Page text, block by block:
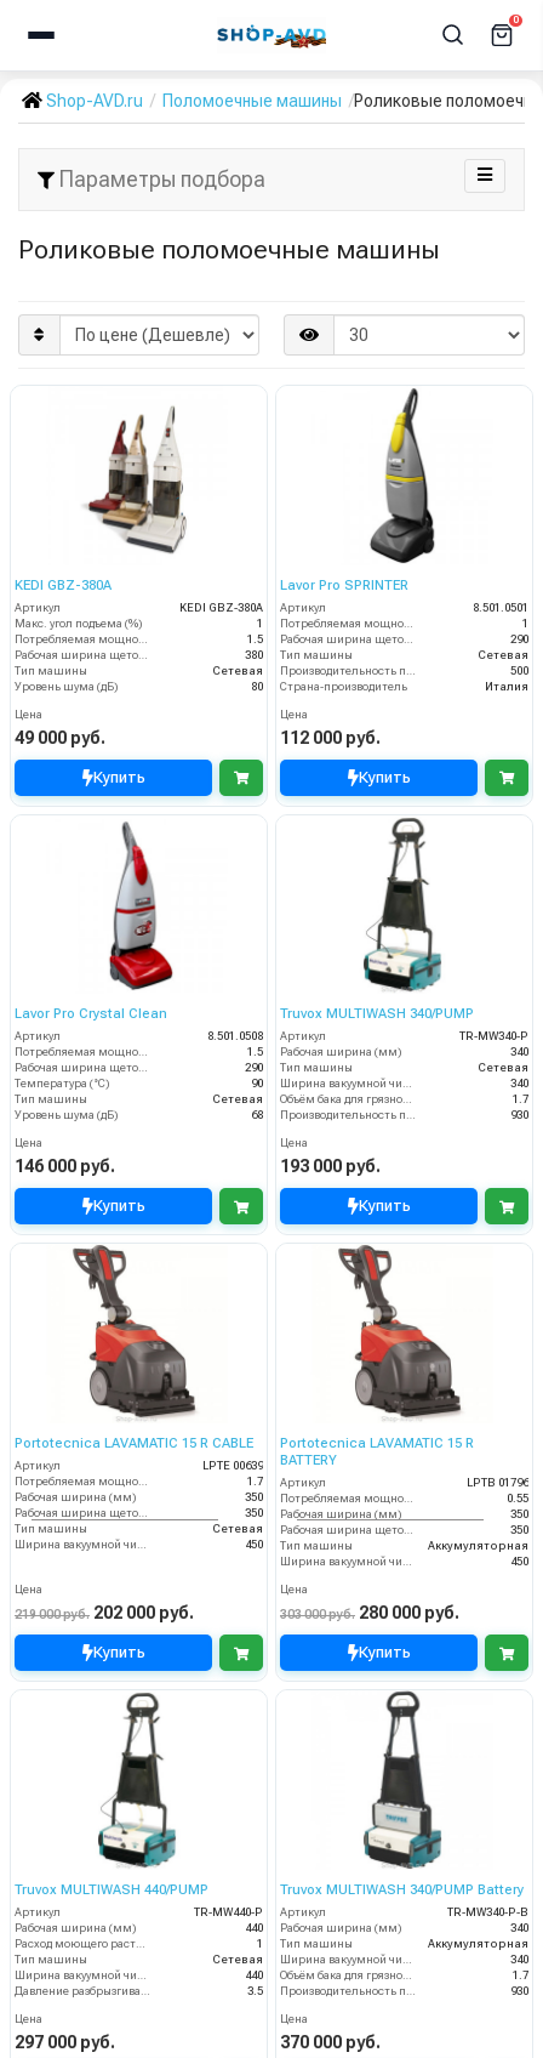
0
Shop-AVD.ru Поломоечные машины Роликовые
Параметры подбора
Роликовые поломоечные машины
KEDI GBZ-380A
Артикул
KEDI GBZ-380A
Макс. угол подъема (%)
1
1.5
380
Тип машины
Сетевая
Уровень шума (дБ)
80
Цена
49 000 руб.
Купить
Lavor Pro SPRINTER
Артикул
8.501.0501
1
290
Тип машины
Сетевая
500
Страна-производитель
Италия
Цена
112 000 руб.
Купить
Lavor Pro Crystal Clean
Артикул
8.501.0508
Потребляемая мощность (кВт)
1.5
Рабочая ширина щеток (мм)
290
Температура (°C)
90
Тип машины
Сетевая
Уровень шума (дБ)
68
Цена
146 000 руб.
Купить
Truvox MULTIWASH 340/PUMP
Артикул
TR-MW340-P
Рабочая ширина (мм)
340
Тип машины
Сетевая
Ширина вакуумной чистки (мм)
340
Объём бака для грязной воды (пыли) (л)
1.7
Производительность по площади (м2/ч)
930
Цена
193 000 руб.
Купить
Portotecnica LAVAMATIC 15 R CABLE
Артикул
LPTE 00639
Потребляемая мощность (кВт)
1.7
Рабочая ширина (мм)
350
Рабочая ширина щеток (мм)
350
Тип машины
Сетевая
Ширина вакуумной чистки (мм)
450
Цена
219 000 руб. 202 000 руб.
Купить
Portotecnica LAVAMATIC 15 R
BATTERY
Артикул
LPTB 01796
Потребляемая мощность (кВт)
0.55
Рабочая ширина (мм)
350
Рабочая ширина щеток (мм)
350
Тип машины
Аккумуляторная
Ширина вакуумной чистки (мм)
450
Цена
303 000 руб. 280 000 руб.
Купить
Truvox MULTIWASH 440/PUMP
Артикул
TR-MW440-P
Рабочая ширина (мм)
440
1
Тип машины
Сетевая
440
3.5
Цена
297 000 руб.
Truvox MULTIWASH 340/PUMP Battery
Артикул
TR-MW340-P-B
Рабочая ширина (мм)
340
Тип машины
Аккумуляторная
340
1.7
930
Цена
370 000 руб.